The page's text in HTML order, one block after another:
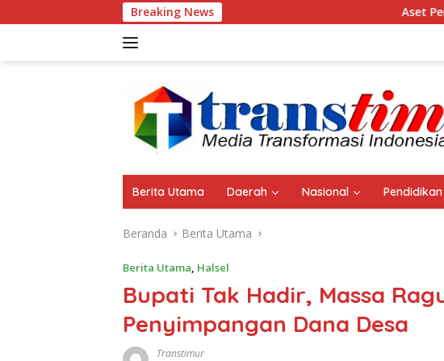
ke
Breaking News Aset Pemda Sula Naik Jadi
Berita Utama Daerah Nasional Pendidikan
Beranda Berita Utama
Berita Utama, Halsel
Bupati Tak Hadir, Massa
Penyimpangan Dana Desa
Transtimur